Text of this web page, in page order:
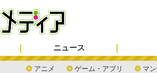
ニュース
アニメ ゲーム・アプリ マ